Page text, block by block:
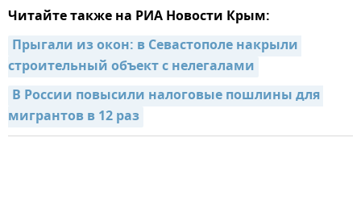
Читайте также на РИА Новости Крым:
Прыгали из окон: в Севастополе накрыли
строительный объект с нелегалами
В России повысили налоговые пошлины для
мигрантов в 12 раз